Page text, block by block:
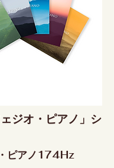
ジオ・ピアノ」シ
ピアノ174Hz